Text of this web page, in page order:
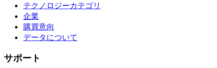
テクノロジーカテゴリ
企業
購買意向
データについて
サポート